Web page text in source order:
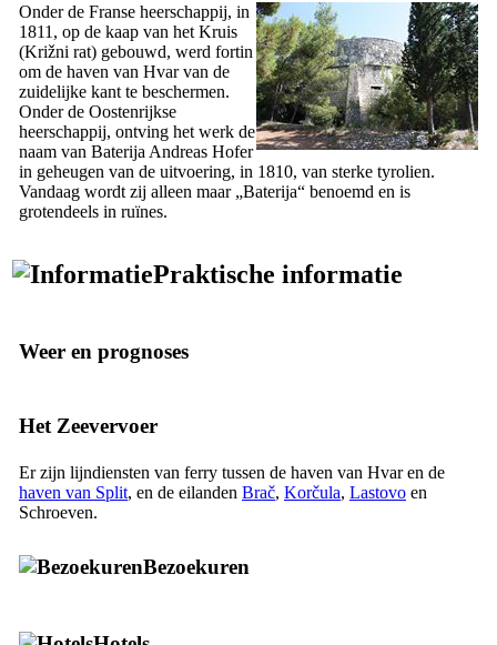
Onder de Franse heerschappij, in
1811, op de kaap van het Kruis
(Križni rat) gebouwd, werd fortin
om de haven van Hvar van de
zuidelijke kant te beschermen.
Onder de Oostenrijkse
heerschappij, ontving het werk de
naam van Baterija Andreas Hofer
in geheugen van de uitvoering, in 1810, van sterke tyrolien.
Vandaag wordt zij alleen maar „Baterija“ benoemd en is
grotendeels in ruïnes.
Praktische informatie
Weer en prognoses
Het Zeevervoer
Er zijn lijndiensten van ferry tussen de haven van Hvar en de
haven van Split, en de eilanden Brač, Korčula, Lastovo en
Schroeven.
Bezoekuren